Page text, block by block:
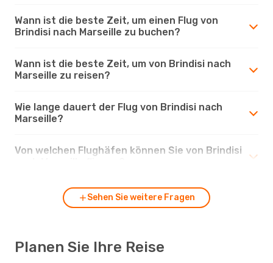
Wann ist die beste Zeit, um einen Flug von
Brindisi nach Marseille zu buchen?
Wann ist die beste Zeit, um von Brindisi nach
Marseille zu reisen?
Wie lange dauert der Flug von Brindisi nach
Marseille?
Von welchen Flughäfen können Sie von Brindisi
Sehen Sie weitere Fragen
Planen Sie Ihre Reise